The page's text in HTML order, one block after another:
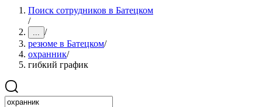
Поиск сотрудников в Батецком
/
... /
резюме в Батецком/
охранник/
гибкий график